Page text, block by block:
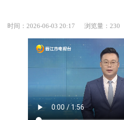
时间：2026-06-03 20:17 浏览量：230